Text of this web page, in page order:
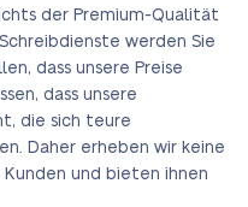
der Premium-Qualität
werden Sie
dass unsere Preise
dass unsere
die sich teure
Daher erheben wir keine
und bieten ihnen